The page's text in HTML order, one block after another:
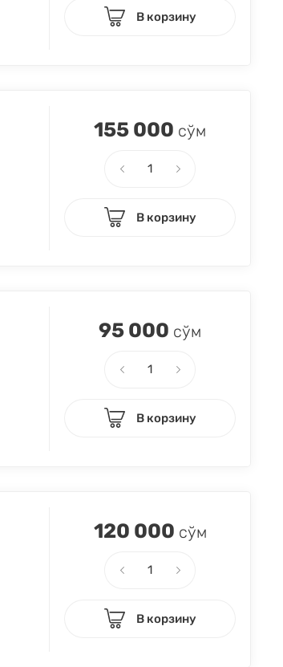
В корзину
155 000 сўм
В корзину
95 000 сўм
В корзину
120 000 сўм
В корзину